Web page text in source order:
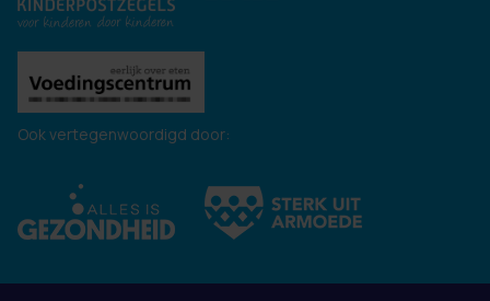
Ook vertegenwoordigd door: